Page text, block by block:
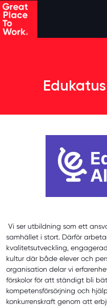
Skip to main content
Vi ser utbildning som ett
samhället i stort. Därför
kvalitetsutveckling,
kultur där både elever och
organisation delar vi
förskolor för att ständigt bli
kompetensförsörjning och
konkurrenskraft genom att